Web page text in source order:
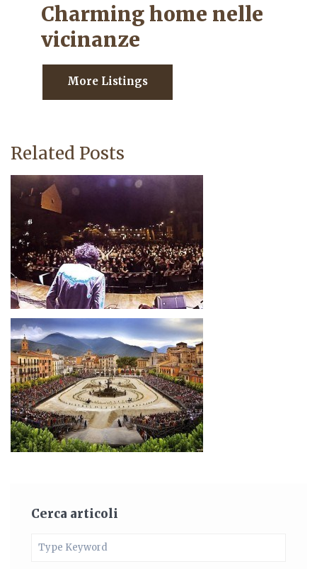
Charming home nelle
vicinanze
More Listings
Related Posts
Cerca articoli